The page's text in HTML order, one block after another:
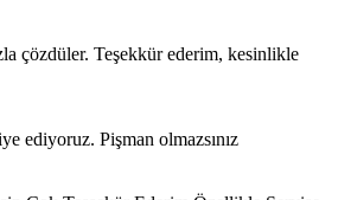
çözdüler. Teşekkür ederim, kesinlikle
ediyoruz. Pişman olmazsınız